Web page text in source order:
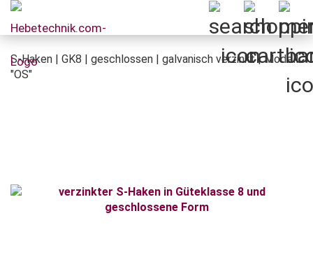
S-Haken | GK8 | geschlossen | galvanisch verzinkt | Modell
"OS"